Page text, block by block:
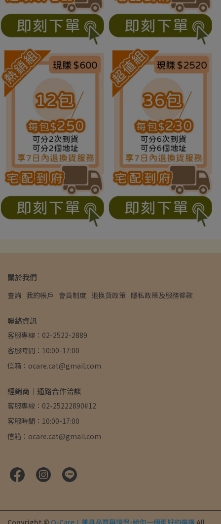
關於我們
查詢 我的帳戶 會員制度 退換貨政策 隱私政策及服務條款
聯絡資訊
客服專線：02-2522-2889
客服時間：10:00-17:00
信箱：ocare.cat@gmail.com
經銷商｜通路合作洽談
客服專線：02-25222890#12
客服時間：10:00-17:00
信箱：ocare.cat@gmail.com
Copyright © O-Care∣兼具品質與環保-給你一個更好的選擇 All